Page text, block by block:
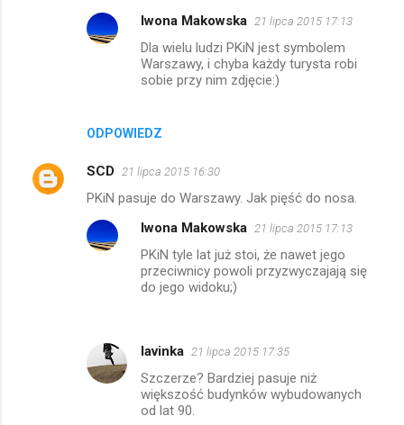
ODPOWIEDZ
Iwona Makowska 21 lipca 2015 17:13
Dla wielu ludzi PKiN jest symbolem
Warszawy, i chyba każdy turysta robi
sobie przy nim zdjęcie:)
SCD 21 lipca 2015 16:30
PKiN pasuje do Warszawy. Jak pięść do nosa.
Iwona Makowska 21 lipca 2015 17:13
PKiN tyle lat już stoi, że nawet jego
przeciwnicy powoli przyzwyczajają się
do jego widoku;)
lavinka 21 lipca 2015 17:35
Szczerze? Bardziej pasuje niż
większość budynków wybudowanych
od lat 90.